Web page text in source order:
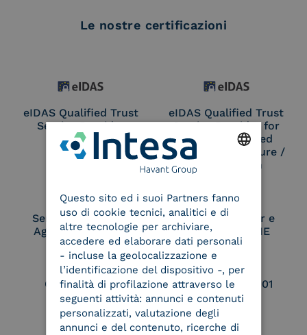
Le nostre certificazioni
eIDAS Qualified Trust
Service Provider
eIDAS Qualified Trust
Service Provider for
Remote Qualified
Electronic Signature /
Seal Creation
Service Provider e
Aggregatore SPID
Service Provider e
Aggregatore CIE
Conservatore
qualificato
UNI EN ISO 37001
ITALIAN
Questo sito ed i suoi Partners fanno
uso di cookie tecnici, analitici e di
altre tecnologie per archiviare,
accedere ed elaborare dati personali
- incluse la geolocalizzazione e
l’identificazione del dispositivo -, per
finalità di profilazione attraverso le
seguenti attività: annunci e contenuti
personalizzati, valutazione degli
annunci e del contenuto, ricerche di